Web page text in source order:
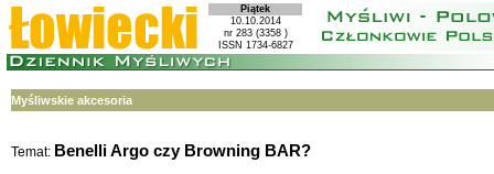
Piątek
10.10.2014
nr 283 (3358 )
ISSN 1734-6827
Myśliwskie akcesoria
Temat: Benelli Argo czy Browning BAR?